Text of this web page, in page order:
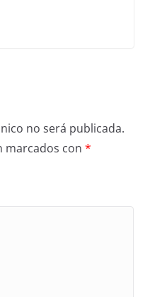
no será publicada.
marcados con *